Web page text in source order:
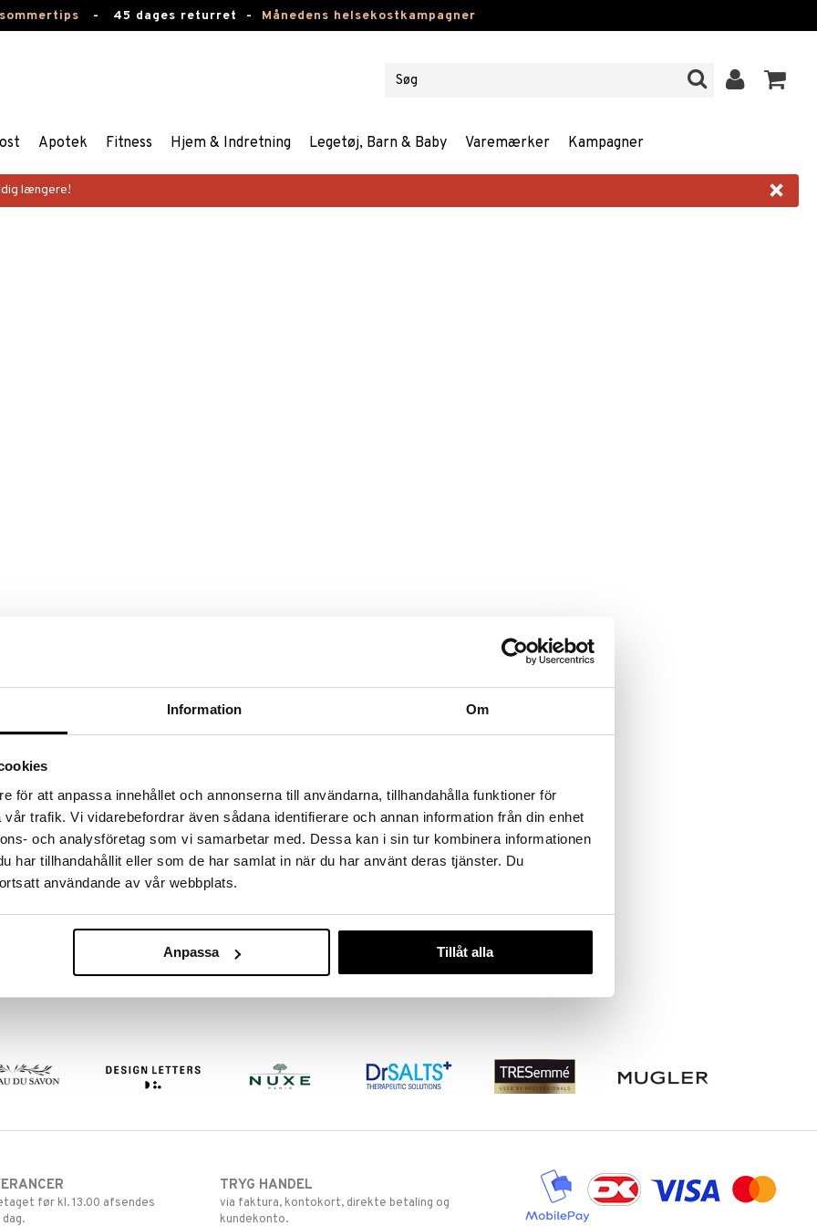
Information Om
för att anpassa innehållet och annonserna till användarna, tillhandahålla funktioner för
trafik. Vi vidarebefordrar även sådana identifierare och annan information från din enhet
och analysföretag som vi samarbetar med. Dessa kan i sin tur kombinera informationen
har tillhandahållit eller som de har samlat in när du har använt deras tjänster. Du
användande av vår webbplats.
Anpassa Tillåt alla
- 45 dages returret - Månedens helsekostkampagner
Apotek Fitness Hjem & Indretning Legetøj, Barn & Baby Varemærker Kampagner
×
længere!
før kl. 13.00 afsendes
TRYG HANDEL
via faktura, kontokort, direkte betaling og
kundekonto.